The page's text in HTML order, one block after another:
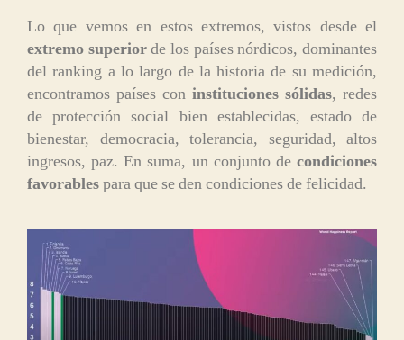
Lo que vemos en estos extremos, vistos desde el
extremo superiorde los países nórdicos, dominantes
del ranking a lo largo de la historia de su medición,
encontramos países con instituciones sólidas, redes
de protección social bien establecidas, estado de
bienestar, democracia, tolerancia, seguridad, altos
ingresos, paz. En suma, un conjunto de condiciones
favorablespara que se den condiciones de felicidad.